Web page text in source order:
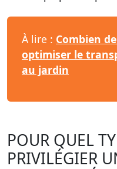
À lire : Combien
optimiser le
au jardin
POUR QUEL
PRIVILÉGIER